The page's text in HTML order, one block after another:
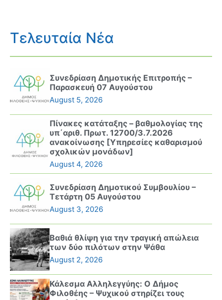
Τελευταία Νέα
Συνεδρίαση Δημοτικής Επιτροπής –
Παρασκευή 07 Αυγούστου
August 5, 2026
Πίνακες κατάταξης – βαθμολογίας της
υπ΄αριθ. Πρωτ. 12700/3.7.2026
ανακοίνωσης [Υπηρεσίες καθαρισμού
σχολικών μονάδων]
August 4, 2026
Συνεδρίαση Δημοτικού Συμβουλίου –
Τετάρτη 05 Αυγούστου
August 3, 2026
Βαθιά θλίψη για την τραγική απώλεια
των δύο πιλότων στην Ψάθα
August 2, 2026
Κάλεσμα Αλληλεγγύης: Ο Δήμος
Φιλοθέης – Ψυχικού στηρίζει τους